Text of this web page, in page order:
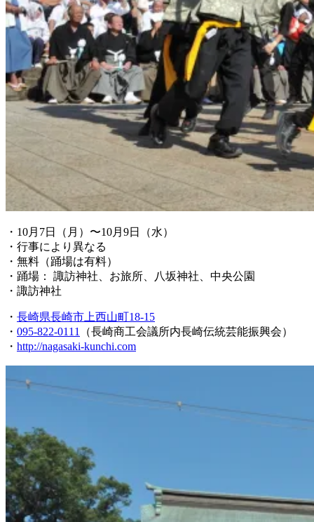
・10月7日（月）〜10月9日（水）
・行事により異なる
・無料（踊場は有料）
・踊場： 諏訪神社、お旅所、八坂神社、中央公園
・諏訪神社
・ 長崎県長崎市上西山町18-15
・ 095-822-0111
（長崎商工会議所内長崎伝統芸能振興会）
・ http://nagasaki-kunchi.com